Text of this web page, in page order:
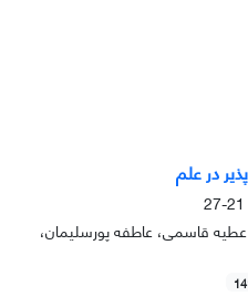
در علم
21-27
قاسمی، عاطفه پورسلیمان،